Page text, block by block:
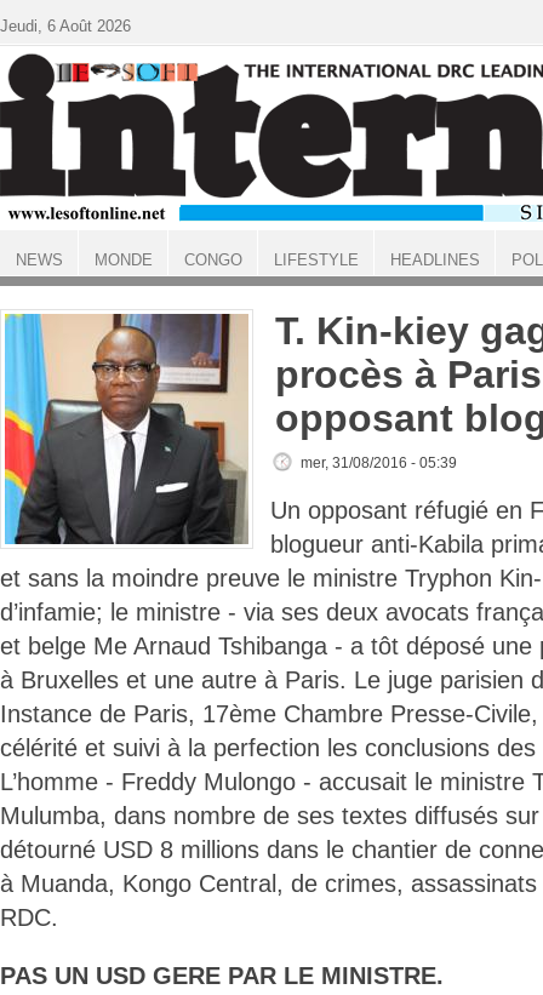
ACCUEIL
T. Kin-kiey
procès à
opposant
mer, 31/08/2016 - 05:39
Un opposant réfugié en
blogueur anti-Kabila
et sans la moindre preuve le ministre Tryphon
d’infamie; le ministre - via ses deux avocats
et belge Me Arnaud Tshibanga - a tôt déposé une
à Bruxelles et une autre à Paris. Le juge parisien
Instance de Paris, 17ème Chambre Presse-
célérité et suivi à la perfection les conclusions
L’homme - Freddy Mulongo - accusait le ministre
Mulumba, dans nombre de ses textes diffusés sur
détourné USD 8 millions dans le chantier de
à Muanda, Kongo Central, de crimes,
RDC.
PAS UN USD GERE PAR LE MINISTRE.
Jeudi, 6 Août 2026
NEWS MONDE CONGO LIFESTYLE HEADLINES